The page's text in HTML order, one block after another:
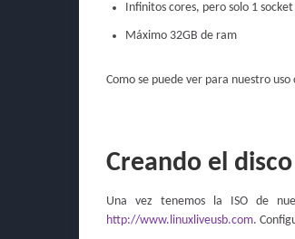
Infinitos cores, pero solo 1 socket
Máximo 32GB de ram
Como se puede ver para nuestro
Creando el
Una vez tenemos la ISO de
http://www.linuxliveusb.com.